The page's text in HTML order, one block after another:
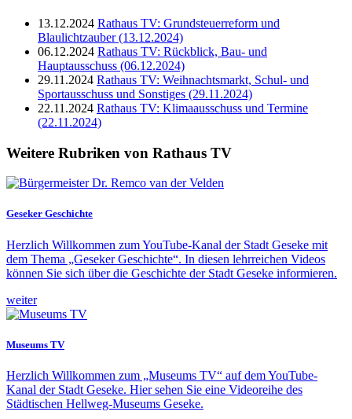
13.12.2024 Rathaus TV: Grundsteuerreform und
Blaulichtzauber (13.12.2024)
06.12.2024 Rathaus TV: Rückblick, Bau- und
Hauptausschuss (06.12.2024)
29.11.2024 Rathaus TV: Weihnachtsmarkt, Schul- und
Sportausschuss und Sonstiges (29.11.2024)
22.11.2024 Rathaus TV: Klimaausschuss und Termine
(22.11.2024)
Weitere Rubriken von Rathaus TV
Geseker Geschichte
Herzlich Willkommen zum YouTube-Kanal der Stadt Geseke mit
dem Thema „Geseker Geschichte“. In diesen lehrreichen Videos
können Sie sich über die Geschichte der Stadt Geseke informieren.
weiter
Museums TV
Herzlich Willkommen zum „Museums TV“ auf dem YouTube-
Kanal der Stadt Geseke. Hier sehen Sie eine Videoreihe des
Städtischen Hellweg-Museums Geseke.